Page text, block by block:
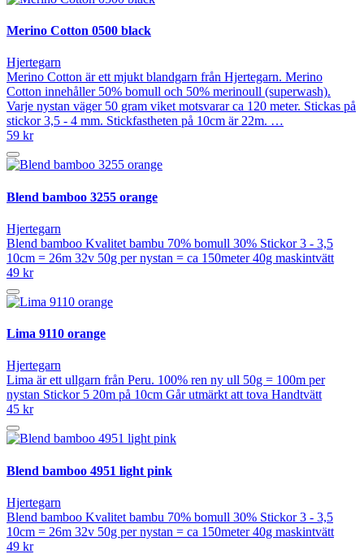
Merino Cotton 0500 black
Hjertegarn
Merino Cotton är ett mjukt blandgarn från Hjertegarn. Merino
Cotton innehåller 50% bomull och 50% merinoull (superwash).
Varje nystan väger 50 gram viket motsvarar ca 120 meter. Stickas på
stickor 3,5 - 4 mm. Stickfastheten på 10cm är 22m. …
59 kr
Blend bamboo 3255 orange
Hjertegarn
Blend bamboo Kvalitet bambu 70% bomull 30% Stickor 3 - 3,5
10cm = 26m 32v 50g per nystan = ca 150meter 40g maskintvätt
49 kr
Lima 9110 orange
Hjertegarn
Lima är ett ullgarn från Peru. 100% ren ny ull 50g = 100m per
nystan Stickor 5 20m på 10cm Går utmärkt att tova Handtvätt
45 kr
Blend bamboo 4951 light pink
Hjertegarn
Blend bamboo Kvalitet bambu 70% bomull 30% Stickor 3 - 3,5
10cm = 26m 32v 50g per nystan = ca 150meter 40g maskintvätt
49 kr